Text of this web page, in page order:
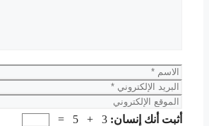
الاسم
البريد
الإلكتروني
الموقع
الإلكتروني
أثبت أنك إنسان: 3 + 5 =